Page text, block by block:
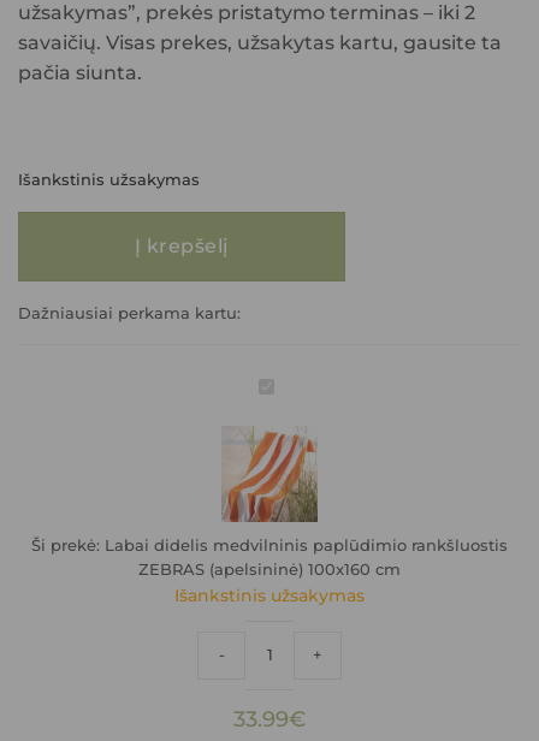
užsakymas”, prekės pristatymo terminas – iki 2
savaičių. Visas prekes, užsakytas kartu, gausite ta
pačia siunta.
Išankstinis užsakymas
Į krepšelį
Dažniausiai perkama kartu:
medvilninis
paplūdimio
rankšluostis
ZEBRAS
(apelsininė)
100x160
cm
Ši prekė: Labai didelis medvilninis paplūdimio rankšluostis
ZEBRAS (apelsininė) 100x160 cm
Išankstinis užsakymas
- +
33.99€